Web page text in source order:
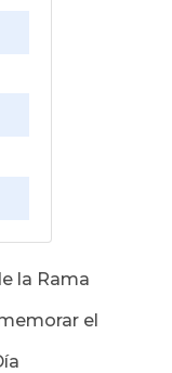
la Rama
el